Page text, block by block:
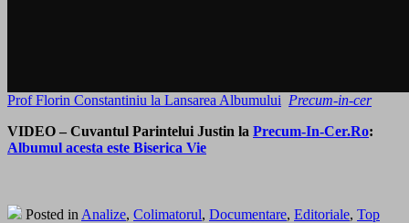
Prof Florin Constantiniu la Lansarea Albumului Precum-in-cer
VIDEO – Cuvantul Parintelui Justin la Precum-In-Cer.Ro:
Albumul acesta este Biserica Vie
Posted in Analize, Colimatorul, Documentare, Editoriale, Top